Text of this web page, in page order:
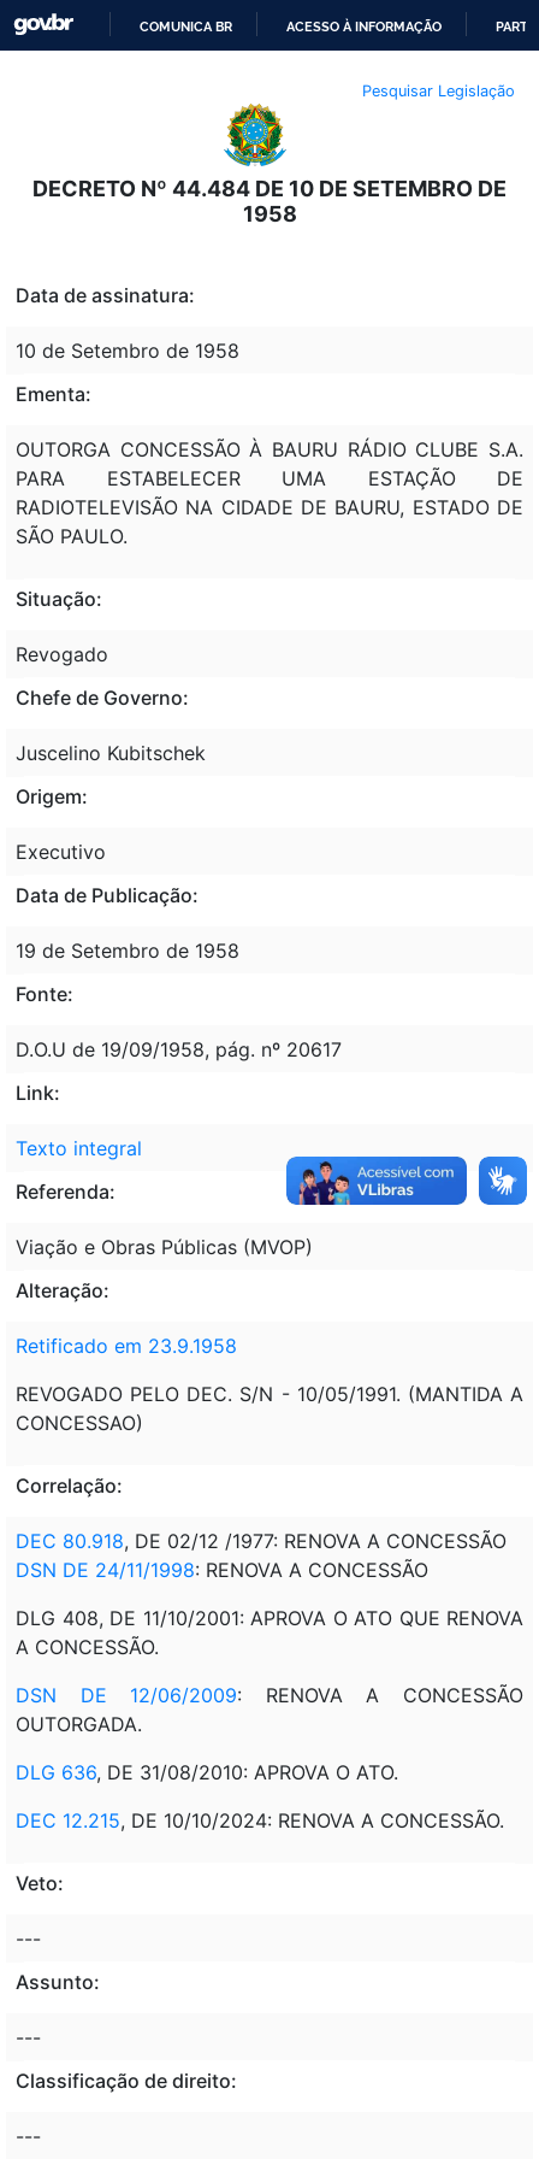
O
CONTEÚDO
COMUNICA BR ACESSO À INFORMAÇÃO
Pesquisar Legislação
DECRETO Nº 44.484 DE 10 DE SETEMBRO DE
1958
Data de assinatura:
10 de Setembro de 1958
Ementa:
OUTORGA CONCESSÃO À BAURU RÁDIO CLUBE S.A.
PARA ESTABELECER UMA ESTAÇÃO DE
RADIOTELEVISÃO NA CIDADE DE BAURU, ESTADO DE
SÃO PAULO.
Situação:
Revogado
Chefe de Governo:
Juscelino Kubitschek
Origem:
Executivo
Data de Publicação:
19 de Setembro de 1958
Fonte:
D.O.U de 19/09/1958, pág. nº 20617
Link:
Texto integral
Referenda:
Viação e Obras Públicas (MVOP)
Alteração:
Retificado em 23.9.1958
REVOGADO PELO DEC. S/N - 10/05/1991. (MANTIDA A
CONCESSAO)
Correlação:
DEC 80.918, DE 02/12 /1977: RENOVA A CONCESSÃO
DSN DE 24/11/1998: RENOVA A CONCESSÃO
DLG 408, DE 11/10/2001: APROVA O ATO QUE RENOVA
A CONCESSÃO.
DSN DE 12/06/2009: RENOVA A CONCESSÃO
OUTORGADA.
DLG 636, DE 31/08/2010: APROVA O ATO.
DEC 12.215, DE 10/10/2024: RENOVA A CONCESSÃO.
Veto:
---
Assunto:
---
Classificação de direito:
---